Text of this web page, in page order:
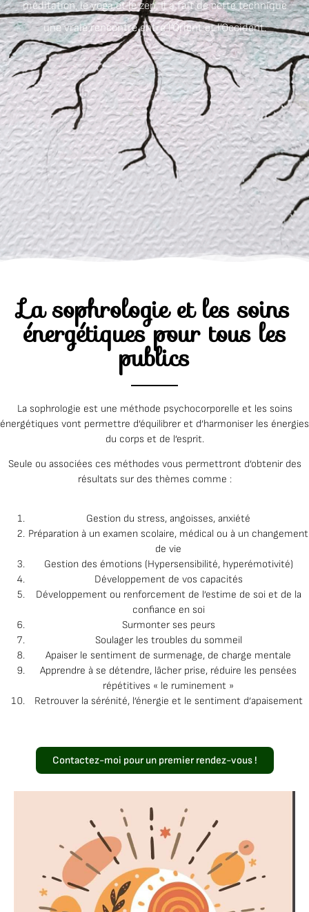
méditation, le yoga et le zen. Il a fait de cette technique
une vraie rencontre entre l’Orient et l’Occident.
La sophrologie et les soins
énergétiques pour tous les
publics
La sophrologie est une méthode psychocorporelle et les soins
énergétiques vont permettre d’équilibrer et d’harmoniser les énergies
du corps et de l’esprit.
Seule ou associées ces méthodes vous permettront d’obtenir des
résultats sur des thèmes comme :
Gestion du stress, angoisses, anxiété
Préparation à un examen scolaire, médical ou à un changement
de vie
Gestion des émotions (Hypersensibilité, hyperémotivité)
Développement de vos capacités
Développement ou renforcement de l’estime de soi et de la
confiance en soi
Surmonter ses peurs
Soulager les troubles du sommeil
Apaiser le sentiment de surmenage, de charge mentale
Apprendre à se détendre, lâcher prise, réduire les pensées
répétitives « le ruminement »
Retrouver la sérénité, l’énergie et le sentiment d’apaisement
Contactez-moi pour un premier rendez-vous !